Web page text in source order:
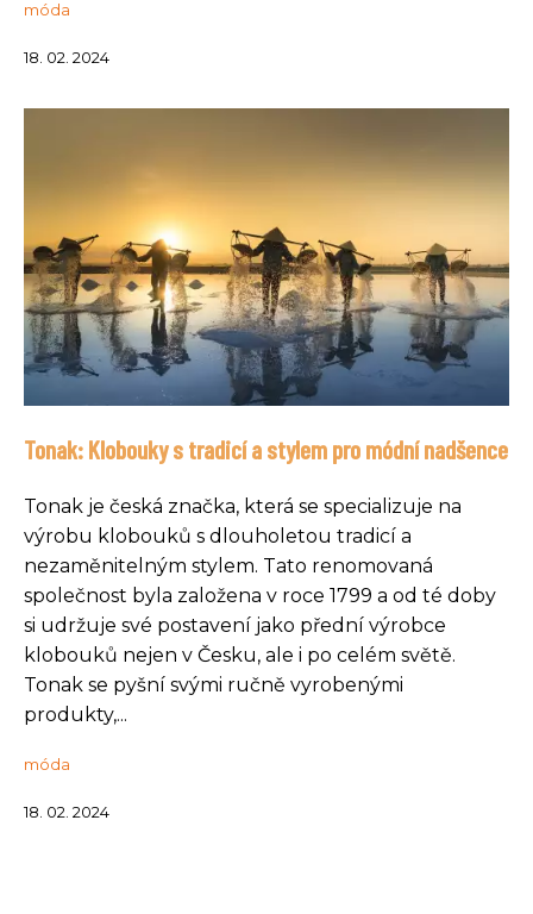
móda
18. 02. 2024
Tonak: Klobouky s tradicí a stylem pro módní nadšence
Tonak je česká značka, která se specializuje na
výrobu klobouků s dlouholetou tradicí a
nezaměnitelným stylem. Tato renomovaná
společnost byla založena v roce 1799 a od té doby
si udržuje své postavení jako přední výrobce
klobouků nejen v Česku, ale i po celém světě.
Tonak se pyšní svými ručně vyrobenými
produkty,...
móda
18. 02. 2024